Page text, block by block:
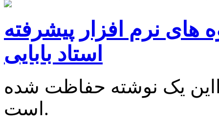
نرم افزار پیشرفته
استاد بابایی
یک نوشته حفاظت شده
است.